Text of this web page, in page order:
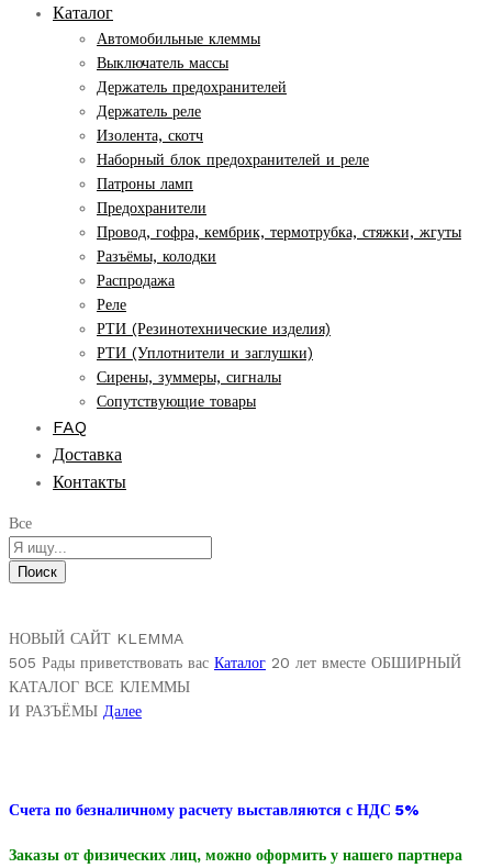
Каталог
Автомобильные клеммы
Выключатель массы
Держатель предохранителей
Держатель реле
Изолента, скотч
Наборный блок предохранителей и реле
Патроны ламп
Предохранители
Провод, гофра, кембрик, термотрубка, стяжки, жгуты
Разъёмы, колодки
Распродажа
Реле
РТИ (Резинотехнические изделия)
РТИ (Уплотнители и заглушки)
Сирены, зуммеры, сигналы
Сопутствующие товары
FAQ
Доставка
Контакты
Все
Поиск
НОВЫЙ САЙТ KLEMMA
505 Рады приветствовать вас Каталог 20 лет вместе ОБШИРНЫЙ
КАТАЛОГ ВСЕ КЛЕММЫ
И РАЗЪЁМЫ Далее
Счета по безналичному расчету выставляются с НДС 5%
Заказы от физических лиц, можно оформить у нашего партнера